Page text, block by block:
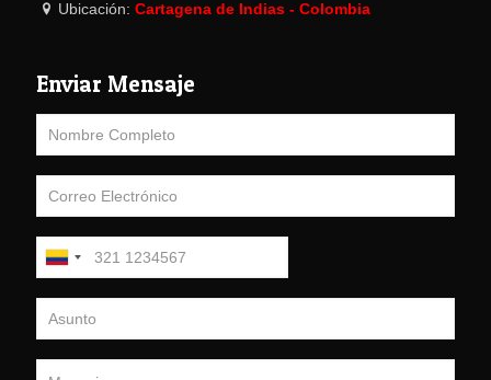
Ubicación: Cartagena de Indias - Colombia
Enviar Mensaje